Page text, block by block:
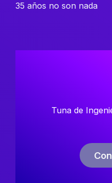
35 años no son nada
Tuna de